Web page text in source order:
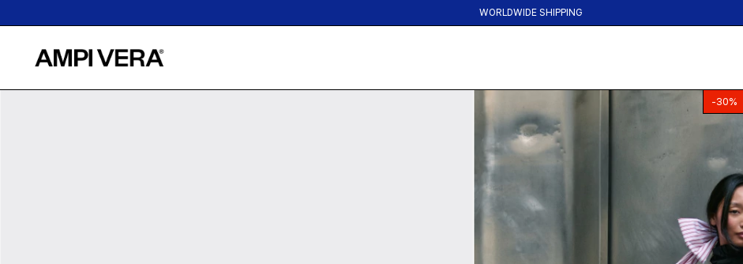
WORLDWIDE SHIPPING
HASTA 6 CUOTAS SIN INTERES | 15%OFF TRANSFERENCIA | 30%OFF EFECTIVO EN LOCALES
-30%